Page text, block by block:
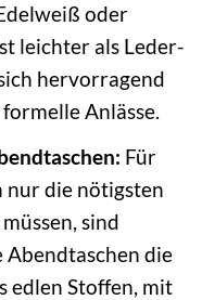
oder
leichter als Leder-
hervorragend
Anlässe.
Für
nur die nötigsten
sind
Abendtaschen die
edlen Stoffen, mit